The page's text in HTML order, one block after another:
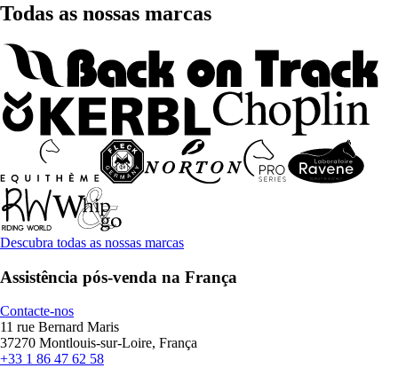
Todas as nossas marcas
Descubra todas as nossas marcas
Assistência pós-venda na França
Contacte-nos
11 rue Bernard Maris
37270 Montlouis-sur-Loire, França
+33 1 86 47 62 58